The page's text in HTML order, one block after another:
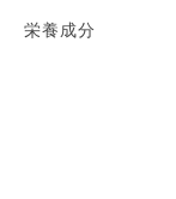
栄養成分